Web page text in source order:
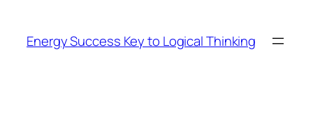
content
Energy Success Key to Logical Thinking